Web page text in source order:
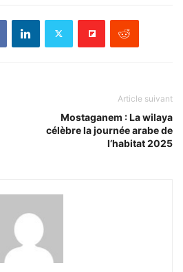
Article suivant
Mostaganem : La wilaya
célèbre la journée arabe de
l’habitat 2025